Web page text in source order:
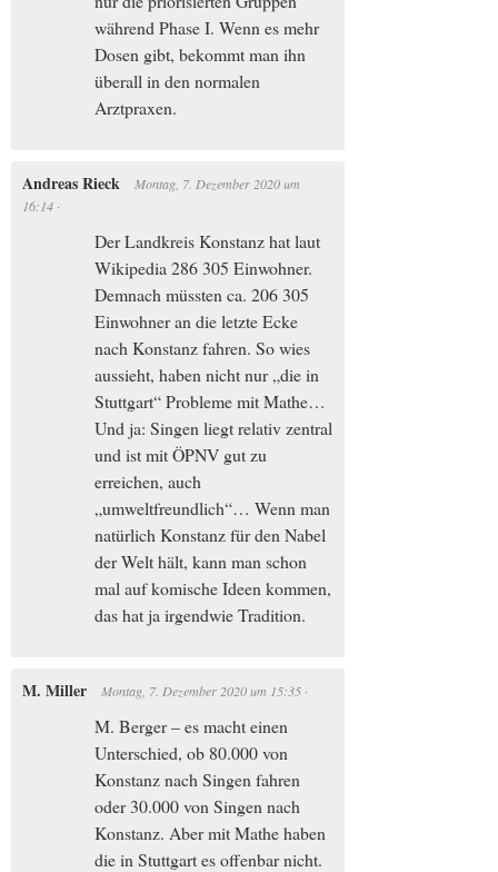
während Phase I. Wenn es mehr
Dosen gibt, bekommt man ihn
überall in den normalen
Arztpraxen.
Andreas Rieck Montag, 7. Dezember 2020um
16:14 ·
Der Landkreis Konstanz hat laut
Wikipedia 286 305 Einwohner.
Demnach müssten ca. 206 305
Einwohner an die letzte Ecke
nach Konstanz fahren. So wies
aussieht, haben nicht nur „die in
Stuttgart“ Probleme mit Mathe…
Und ja: Singen liegt relativ zentral
und ist mit ÖPNV gut zu
erreichen, auch
„umweltfreundlich“… Wenn man
natürlich Konstanz für den Nabel
der Welt hält, kann man schon
mal auf komische Ideen kommen,
das hat ja irgendwie Tradition.
M. Miller Montag, 7. Dezember 2020um 15:35 ·
M. Berger – es macht einen
Unterschied, ob 80.000 von
Konstanz nach Singen fahren
oder 30.000 von Singen nach
Konstanz. Aber mit Mathe haben
die in Stuttgart es offenbar nicht.